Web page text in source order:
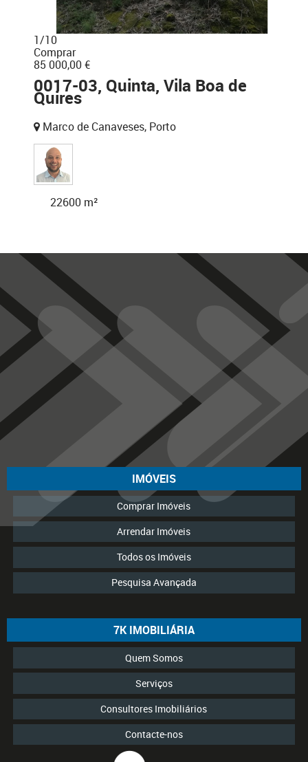
1/10
Comprar
85 000,00 €
0017-03, Quinta, Vila Boa de
Quires
Marco de Canaveses, Porto
22600 m²
IMÓVEIS
Comprar Imóveis
Arrendar Imóveis
Todos os Imóveis
Pesquisa Avançada
7K IMOBILIÁRIA
Quem Somos
Serviços
Consultores Imobiliários
Contacte-nos